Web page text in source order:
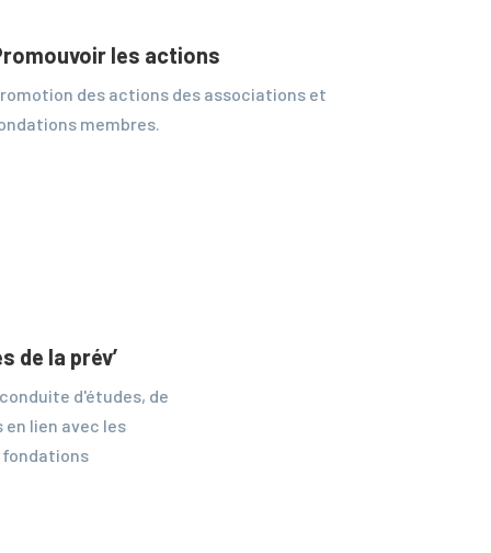
les actions
des actions des associations et
membres.
de la prév’
d'études, de
lien avec les
fondations